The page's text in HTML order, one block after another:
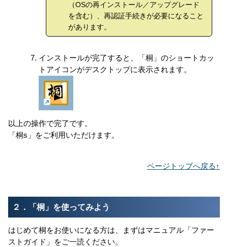
（OSの再インストール／アップグレード
を含む）、再認証手続きが必要になること
があります。
インストールが完了すると、「桐」のショートカッ
トアイコンがデスクトップに表示されます。
以上の操作で完了です。
「桐s」をご利用いただけます。
ページトップへ戻る↑
２．「桐」を使ってみよう
はじめて桐をお使いになる方は、まずはマニュアル「ファー
ストガイド」をご一読ください。